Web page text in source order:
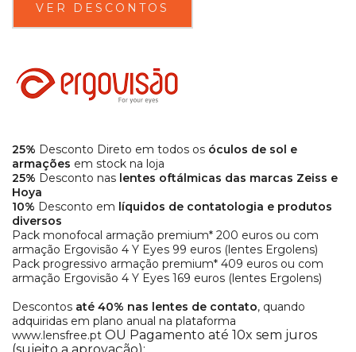
VER DESCONTOS
25% Desconto Direto em todos os óculos de sol e
armações em stock na loja
25% Desconto nas lentes oftálmicas das marcas Zeiss e
Hoya
10% Desconto em líquidos de contatologia e produtos
diversos
Pack monofocal armação premium* 200 euros ou com
armação Ergovisão 4 Y Eyes 99 euros (lentes Ergolens)
Pack progressivo armação premium* 409 euros ou com
armação Ergovisão 4 Y Eyes 169 euros (lentes Ergolens)
Descontos até 40% nas lentes de contato, quando
adquiridas em plano anual na plataforma
www.lensfree.pt OU Pagamento até 10x sem juros